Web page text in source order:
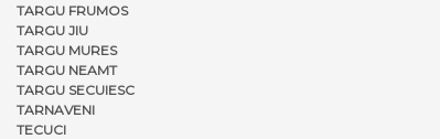
TARGU FRUMOS
TARGU JIU
TARGU MURES
TARGU NEAMT
TARGU SECUIESC
TARNAVENI
TECUCI